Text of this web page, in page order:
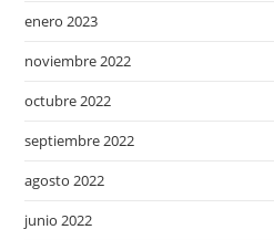
enero 2023
noviembre 2022
octubre 2022
septiembre 2022
agosto 2022
junio 2022